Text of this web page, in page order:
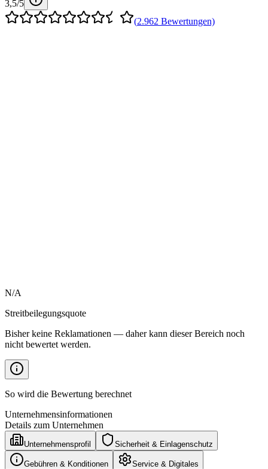
3,5/5
(2.962 Bewertungen)
N/A
Streitbeilegungsquote
Bisher keine Reklamationen — daher kann dieser Bereich noch
nicht bewertet werden.
So wird die Bewertung berechnet
Unternehmensinformationen
Details zum Unternehmen
Unternehmensprofil Sicherheit & Einlagenschutz
Gebühren & Konditionen Service & Digitales